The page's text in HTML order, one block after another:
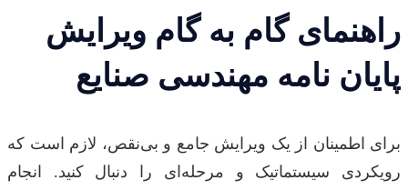
راهنمای گام به گام ویرایش
پایان نامه مهندسی صنایع
برای اطمینان از یک ویرایش جامع و بی‌نقص، لازم است که
رویکردی سیستماتیک و مرحله‌ای را دنبال کنید. انجام